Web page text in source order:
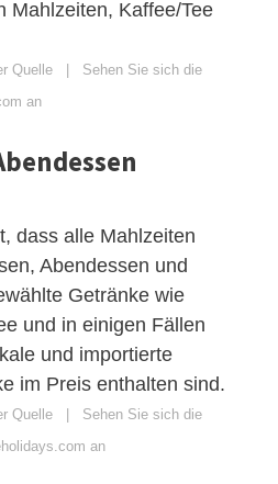
Mahlzeiten, Kaffee/Tee
Quelle | Sehen Sie sich die
an
dass alle Mahlzeiten
Abendessen und
Getränke wie
und in einigen Fällen
und importierte
im Preis enthalten sind.
Quelle | Sehen Sie sich die
an